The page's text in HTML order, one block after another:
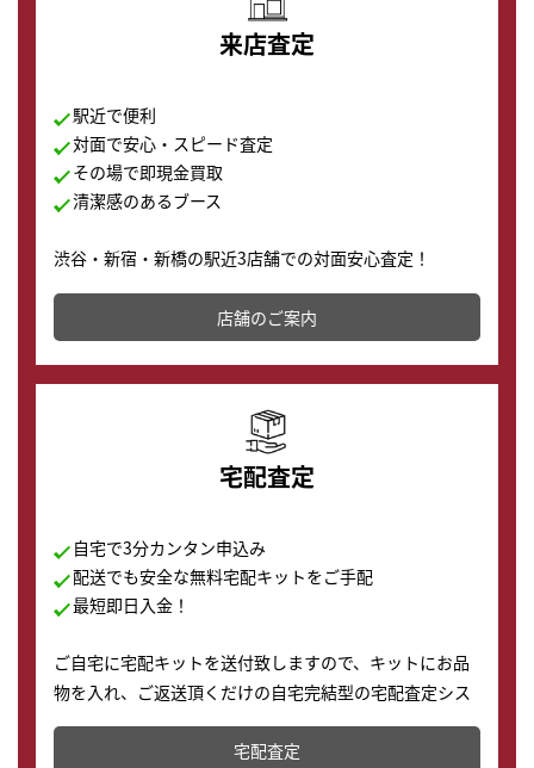
来店査定
駅近で便利
対面で安心・スピード査定
その場で即現金買取
清潔感のあるブース
渋谷・新宿・新橋の駅近3店舗での対面安心査定！
その場で現金買取致します。渋谷本店では、時計販売の
店舗を併設しており、下取りに出してお得に新しい時計
の購入もできます♪
店舗のご案内
宅配査定
自宅で3分カンタン申込み
配送でも安全な無料宅配キットをご手配
最短即日入金！
ご自宅に宅配キットを送付致しますので、キットにお品
物を入れ、ご返送頂くだけの自宅完結型の宅配査定シス
テムです。
配送でも簡単&安全に査定・買取に出すことが可能で
宅配査定